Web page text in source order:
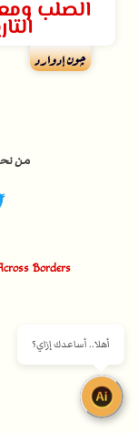
الصلب
چون إدوارد
Borders
من
أهلا.. أساعدك إزاي؟